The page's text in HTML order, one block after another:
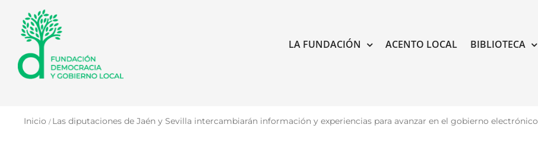
contenido
LA FUNDACIÓN ACENTO LOCAL BIBLIOTECA
Inicio Las diputaciones de Jaén y Sevilla intercambiarán información y experiencias para avanzar en el gobierno electrónico